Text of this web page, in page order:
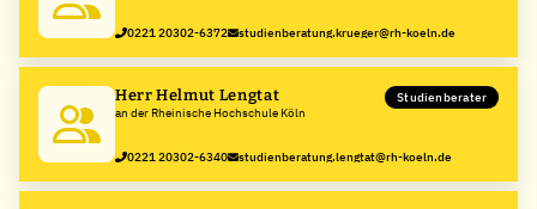
0221 20302-6372 studienberatung.krueger@rh-koeln.de
Herr Helmut Lengtat
an der Rheinische Hochschule Köln
Studienberater
0221 20302-6340 studienberatung.lengtat@rh-koeln.de